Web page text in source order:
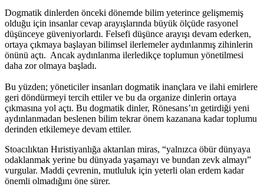
Dogmatik dinlerden önceki dönemde bilim yeterince gelişmemiş
olduğu için insanlar cevap arayışlarında büyük ölçüde rasyonel
düşünceye güveniyorlardı. Felsefi düşünce arayışı devam ederken,
ortaya çıkmaya başlayan bilimsel ilerlemeler aydınlanmış zihinlerin
önünü açtı. Ancak aydınlanma ilerledikçe toplumun yönetilmesi
daha zor olmaya başladı.
Bu yüzden; yöneticiler insanları dogmatik inançlara ve ilahi emirlere
geri döndürmeyi tercih ettiler ve bu da organize dinlerin ortaya
çıkmasına yol açtı. Bu dogmatik dinler, Rönesans’ın getirdiği yeni
aydınlanmadan beslenen bilim tekrar önem kazanana kadar toplumu
derinden etkilemeye devam ettiler.
Stoacılıktan Hıristiyanlığa aktarılan miras, “yalnızca öbür dünyaya
odaklanmak yerine bu dünyada yaşamayı ve bundan zevk almayı”
vurgular. Maddi çevrenin, mutluluk için yeterli olan erdem kadar
önemli olmadığını öne sürer.